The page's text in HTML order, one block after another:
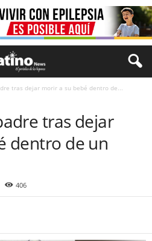
tras dejar morir a su bebé dentro de...
tras dejar
dentro de un
406